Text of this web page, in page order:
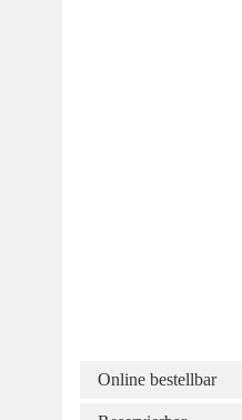
Online bestellbar